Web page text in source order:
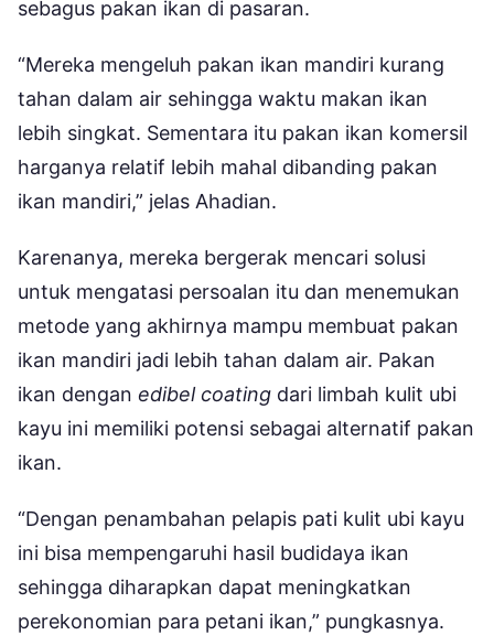
sebagus pakan ikan di pasaran.
“Mereka mengeluh pakan ikan mandiri kurang
tahan dalam air sehingga waktu makan ikan
lebih singkat. Sementara itu pakan ikan komersil
harganya relatif lebih mahal dibanding pakan
ikan mandiri,” jelas Ahadian.
Karenanya, mereka bergerak mencari solusi
untuk mengatasi persoalan itu dan menemukan
metode yang akhirnya mampu membuat pakan
ikan mandiri jadi lebih tahan dalam air. Pakan
ikan dengan edibel coating dari limbah kulit ubi
kayu ini memiliki potensi sebagai alternatif pakan
ikan.
“Dengan penambahan pelapis pati kulit ubi kayu
ini bisa mempengaruhi hasil budidaya ikan
sehingga diharapkan dapat meningkatkan
perekonomian para petani ikan,” pungkasnya.